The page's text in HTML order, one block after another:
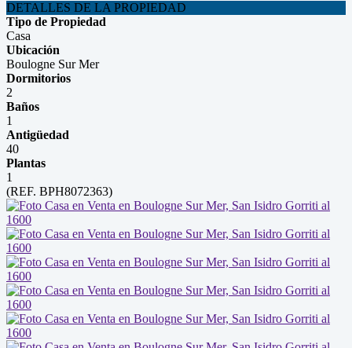
DETALLES DE LA PROPIEDAD
Tipo de Propiedad
Casa
Ubicación
Boulogne Sur Mer
Dormitorios
2
Baños
1
Antigüedad
40
Plantas
1
(REF. BPH8072363)